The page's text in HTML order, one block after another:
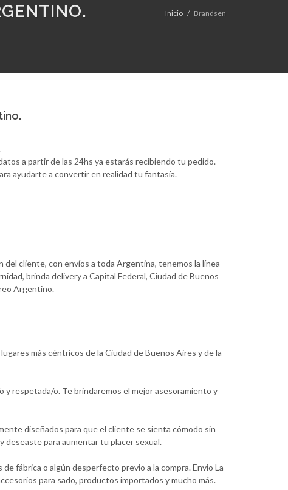
Inicio Brandsen
a partir de las 24hs ya estarás recibiendo tu pedido.
ayudarte a convertir en realidad tu fantasía.
del cliente, con envíos a toda Argentina, tenemos la línea
brinda delivery a Capital Federal, Ciudad de Buenos
Argentino.
más céntricos de la Ciudad de Buenos Aires y de la
respetada/o. Te brindaremos el mejor asesoramiento y
diseñados para que el cliente se sienta cómodo sin
para aumentar tu placer sexual.
fábrica o algún desperfecto previo a la compra. Envio La
para sado, productos importados y mucho más.